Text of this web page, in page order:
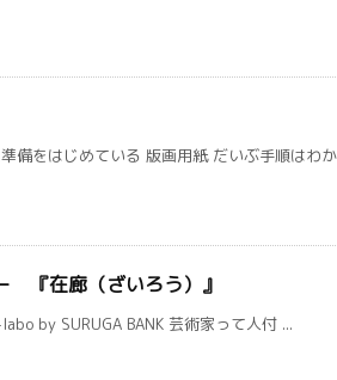
備をはじめている 版画用紙 だいぶ手順はわ
『在廊（ざいろう）』
by SURUGA BANK 芸術家って人付 ...